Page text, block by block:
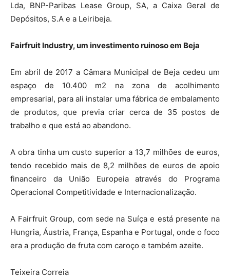
Lda, BNP-Paribas Lease Group, SA, a Caixa Geral de
Depósitos, S.A e a Leiribeja.
Fairfruit Industry, um investimento ruinoso em Beja
Em abril de 2017 a Câmara Municipal de Beja cedeu um
espaço de 10.400 m2 na zona de acolhimento
empresarial, para ali instalar uma fábrica de embalamento
de produtos, que previa criar cerca de 35 postos de
trabalho e que está ao abandono.
A obra tinha um custo superior a 13,7 milhões de euros,
tendo recebido mais de 8,2 milhões de euros de apoio
financeiro da União Europeia através do Programa
Operacional Competitividade e Internacionalização.
A Fairfruit Group, com sede na Suíça e está presente na
Hungria, Áustria, França, Espanha e Portugal, onde o foco
era a produção de fruta com caroço e também azeite.
Teixeira Correia